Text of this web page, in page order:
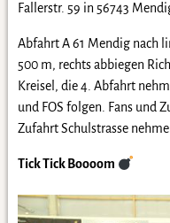
Fallerstr. 59 in 56743
Abfahrt A 61 Mendig nach
500 m, rechts abbiegen
Kreisel, die 4. Abfahrt
und FOS folgen. Fans und
Zufahrt Schulstrasse
Tick Tick Boooom